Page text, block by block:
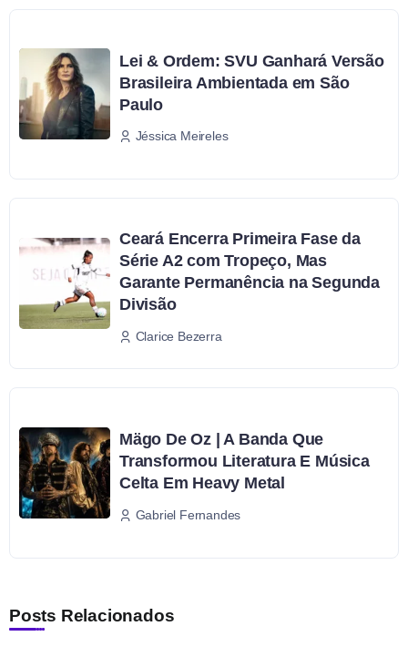
Lei & Ordem: SVU Ganhará Versão
Brasileira Ambientada em São
Paulo
Jéssica Meireles
Ceará Encerra Primeira Fase da
Série A2 com Tropeço, Mas
Garante Permanência na Segunda
Divisão
Clarice Bezerra
Mägo De Oz | A Banda Que
Transformou Literatura E Música
Celta Em Heavy Metal
Gabriel Fernandes
Posts Relacionados